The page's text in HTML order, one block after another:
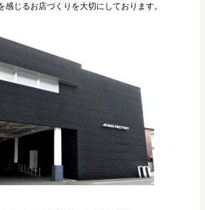
感じるお店づくりを大切にしております。